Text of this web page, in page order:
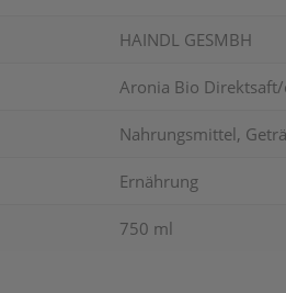
HAINDL GESMBH
Aronia Bio
Nahrungsmittel,
Ernährung
750 ml